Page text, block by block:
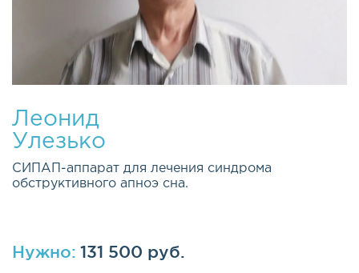
Леонид
Улезько
СИПАП-аппарат для лечения синдрома
обструктивного апноэ сна.
Нужно: 131 500 руб.